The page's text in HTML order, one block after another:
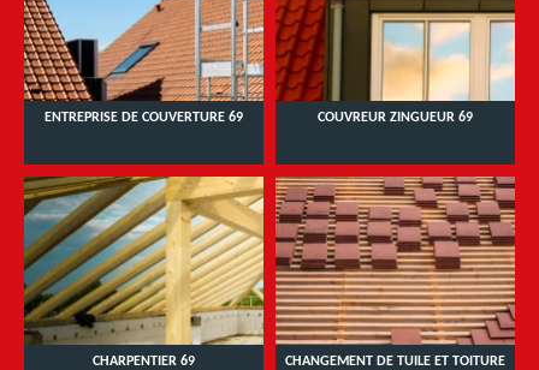
ENTREPRISE DE COUVERTURE 69 COUVREUR ZINGUEUR 69
CHARPENTIER 69
CHANGEMENT DE TUILE ET TOITURE